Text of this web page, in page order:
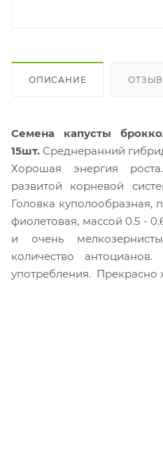
ОПИСАНИЕ
Семена капусты
15шт. Среднеранний
Хорошая энергия
развитой корневой
Головка куполообразная,
фиолетовая, массой 0.5 -
и очень
количество
употребления. Прекрасно